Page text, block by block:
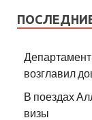
возглавил
В поездах
визы